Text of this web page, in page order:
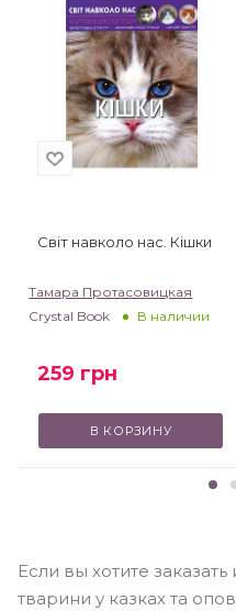
Світ навколо нас. Кішки
Тамара Протасовицкая
Crystal Book
В наличии
259 грн
В КОРЗИНУ
Если вы хотите заказать
тварини у казках та